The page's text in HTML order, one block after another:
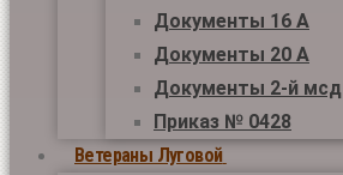
Документы 16 А
Документы 20 А
Документы 2-й мсд
Приказ № 0428
Ветераны Луговой